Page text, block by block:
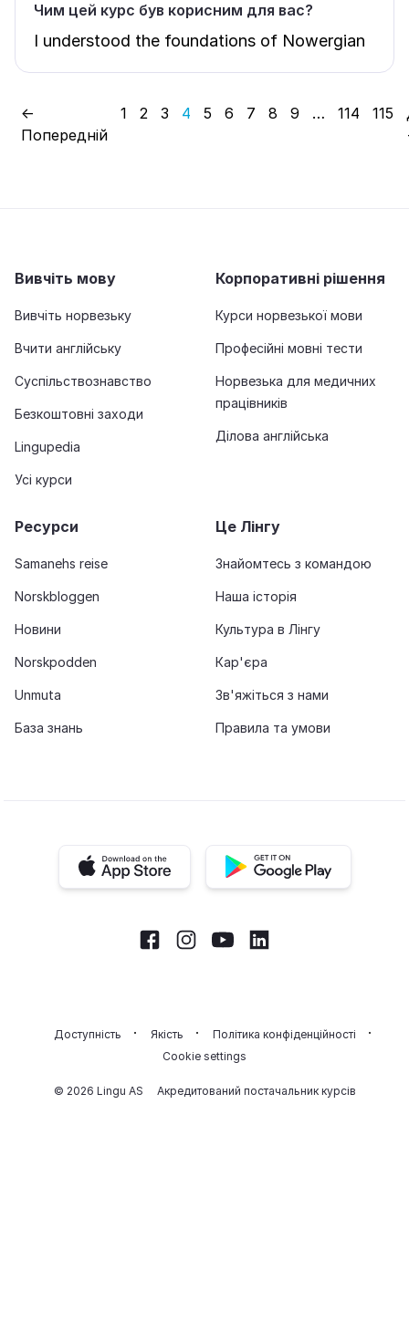
Чим цей курс був корисним для вас?
I understood the foundations of Nowergian
←
Попередній
1 2 3 4 5 6 7 8 9 … 114 115
Вивчіть мову
Вивчіть норвезьку
Вчити англійську
Суспільствознавство
Безкоштовні заходи
Lingupedia
Усі курси
Корпоративні рішення
Курси норвезької мови
Професійні мовні тести
Норвезька для медичних
працівників
Ділова англійська
Ресурси
Samanehs reise
Norskbloggen
Новини
Norskpodden
Unmuta
База знань
Це Лінгу
Знайомтесь з командою
Наша історія
Культура в Лінгу
Кар'єра
Зв'яжіться з нами
Правила та умови
iOS app Android app
FacebookInstagram
YoutubeLinkedIn
Доступність Якість
Політика конфіденційності
Cookie settings
© 2026 Lingu AS Акредитований постачальник курсів